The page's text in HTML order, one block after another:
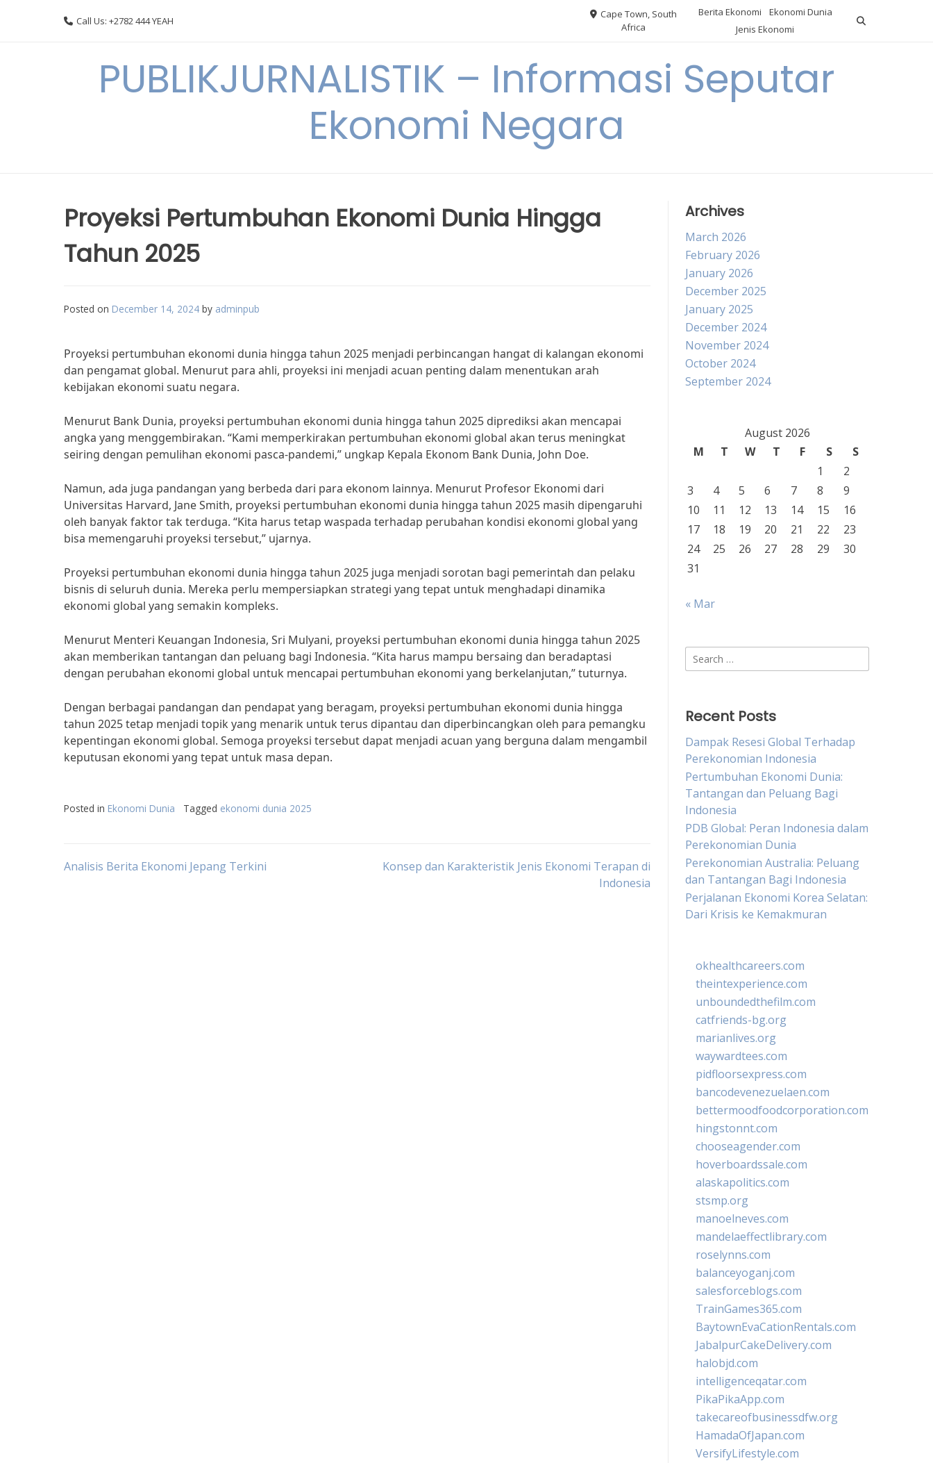
Call Us: +2782 444 YEAH
Cape Town, South
Africa
Berita Ekonomi
Ekonomi Dunia
Jenis Ekonomi
PUBLIKJURNALISTIK – Informasi Seputar
Ekonomi Negara
Proyeksi Pertumbuhan Ekonomi Dunia Hingga
Tahun 2025
Posted on December 14, 2024 by adminpub
Proyeksi pertumbuhan ekonomi dunia hingga tahun 2025 menjadi perbincangan hangat di kalangan ekonomi
dan pengamat global. Menurut para ahli, proyeksi ini menjadi acuan penting dalam menentukan arah
kebijakan ekonomi suatu negara.
Menurut Bank Dunia, proyeksi pertumbuhan ekonomi dunia hingga tahun 2025 diprediksi akan mencapai
angka yang menggembirakan. “Kami memperkirakan pertumbuhan ekonomi global akan terus meningkat
seiring dengan pemulihan ekonomi pasca-pandemi,” ungkap Kepala Ekonom Bank Dunia, John Doe.
Namun, ada juga pandangan yang berbeda dari para ekonom lainnya. Menurut Profesor Ekonomi dari
Universitas Harvard, Jane Smith, proyeksi pertumbuhan ekonomi dunia hingga tahun 2025 masih dipengaruhi
oleh banyak faktor tak terduga. “Kita harus tetap waspada terhadap perubahan kondisi ekonomi global yang
bisa memengaruhi proyeksi tersebut,” ujarnya.
Proyeksi pertumbuhan ekonomi dunia hingga tahun 2025 juga menjadi sorotan bagi pemerintah dan pelaku
bisnis di seluruh dunia. Mereka perlu mempersiapkan strategi yang tepat untuk menghadapi dinamika
ekonomi global yang semakin kompleks.
Menurut Menteri Keuangan Indonesia, Sri Mulyani, proyeksi pertumbuhan ekonomi dunia hingga tahun 2025
akan memberikan tantangan dan peluang bagi Indonesia. “Kita harus mampu bersaing dan beradaptasi
dengan perubahan ekonomi global untuk mencapai pertumbuhan ekonomi yang berkelanjutan,” tuturnya.
Dengan berbagai pandangan dan pendapat yang beragam, proyeksi pertumbuhan ekonomi dunia hingga
tahun 2025 tetap menjadi topik yang menarik untuk terus dipantau dan diperbincangkan oleh para pemangku
kepentingan ekonomi global. Semoga proyeksi tersebut dapat menjadi acuan yang berguna dalam mengambil
keputusan ekonomi yang tepat untuk masa depan.
Posted in Ekonomi Dunia Tagged ekonomi dunia 2025
Post
Analisis Berita Ekonomi Jepang Terkini
Konsep dan Karakteristik Jenis Ekonomi Terapan di
Indonesia
Archives
March 2026
February 2026
January 2026
December 2025
January 2025
December 2024
November 2024
October 2024
September 2024
August 2026
M
T W T F S
S
1
2
3
4 5 6 7 8
9
10
11 12 13 14 15
16
17
18 19 20 21 22
23
24
25 26 27 28 29
30
31
« Mar
Search
for:
Recent Posts
Dampak Resesi Global Terhadap
Perekonomian Indonesia
Pertumbuhan Ekonomi Dunia:
Tantangan dan Peluang Bagi
Indonesia
PDB Global: Peran Indonesia dalam
Perekonomian Dunia
Perekonomian Australia: Peluang
dan Tantangan Bagi Indonesia
Perjalanan Ekonomi Korea Selatan:
Dari Krisis ke Kemakmuran
okhealthcareers.com
theintexperience.com
unboundedthefilm.com
catfriends-bg.org
marianlives.org
waywardtees.com
pidfloorsexpress.com
bancodevenezuelaen.com
bettermoodfoodcorporation.com
hingstonnt.com
chooseagender.com
hoverboardssale.com
alaskapolitics.com
stsmp.org
manoelneves.com
mandelaeffectlibrary.com
roselynns.com
balanceyoganj.com
salesforceblogs.com
TrainGames365.com
BaytownEvaCationRentals.com
JabalpurCakeDelivery.com
halobjd.com
intelligenceqatar.com
PikaPikaApp.com
takecareofbusinessdfw.org
HamadaOfJapan.com
VersifyLifestyle.com